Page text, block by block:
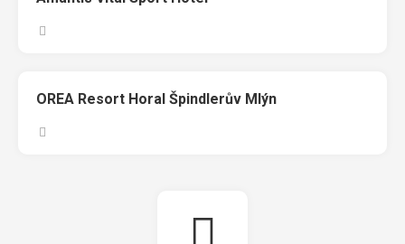
OREA Resort Horal Špindlerův Mlýn